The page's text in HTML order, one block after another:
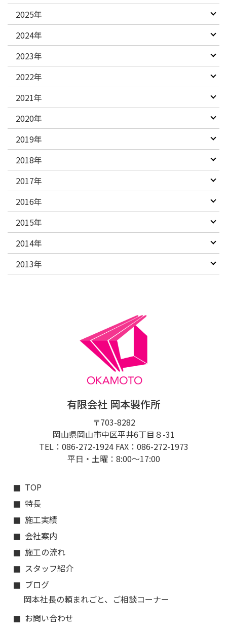
2025年
2024年
2023年
2022年
2021年
2020年
2019年
2018年
2017年
2016年
2015年
2014年
2013年
有限会社 岡本製作所
〒703-8282
岡山県岡山市中区平井6丁目８-31
TEL：086-272-1924 FAX：086-272-1973
平日・土曜：8:00〜17:00
TOP
特長
施工実績
会社案内
施工の流れ
スタッフ紹介
ブログ
岡本社長の頼まれごと、ご相談コーナー
お問い合わせ